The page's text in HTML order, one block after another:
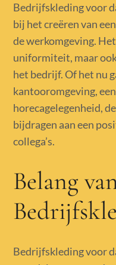
Bedrijfskleding voor
bij het creëren van
de werkomgeving.
uniformiteit, maar
het bedrijf. Of het nu
kantooromgeving,
horecagelegenheid,
bijdragen aan een
collega’s.
Belang
Bedrijfskleding voor